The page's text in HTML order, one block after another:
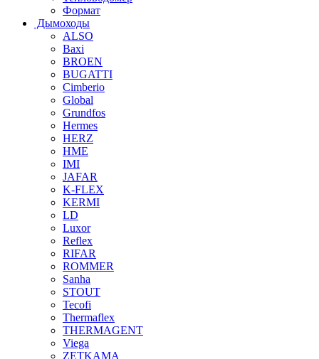
Формат
Дымоходы
ALSO
Baxi
BROEN
BUGATTI
Cimberio
Global
Grundfos
Hermes
HERZ
HME
IMI
JAFAR
K-FLEX
KERMI
LD
Luxor
Reflex
RIFAR
ROMMER
Sanha
STOUT
Tecofi
Thermaflex
THERMAGENT
Viega
ZETKAMA